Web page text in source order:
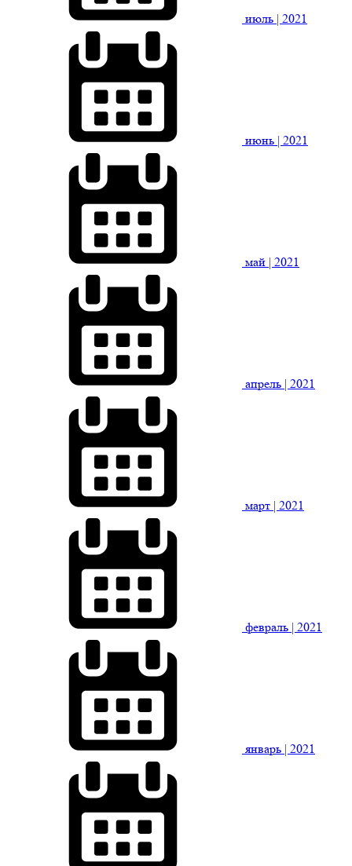
июль | 2021
июнь | 2021
май | 2021
апрель | 2021
март | 2021
февраль | 2021
январь | 2021